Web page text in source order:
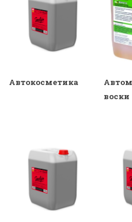
Автокосметика
воски